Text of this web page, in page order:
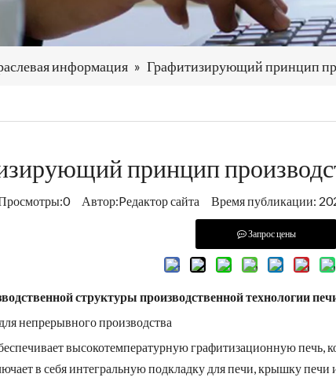
Печь для осаждения
Печь карбонизации
Оборудование для электрообогрева
информация » Графитизирующий принцип
принцип
0Автор:Pедактор сайта Время публикации:
Запрос цены
структуры производственной технологии
непрерывного производства
высокотемпературную графитизационную печь,
в себя интегральную подкладку для печи, крышку печи